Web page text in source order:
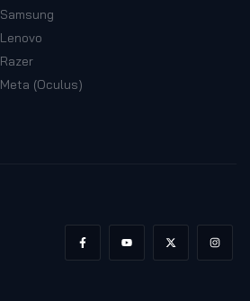
Samsung
Lenovo
Razer
Meta (Oculus)